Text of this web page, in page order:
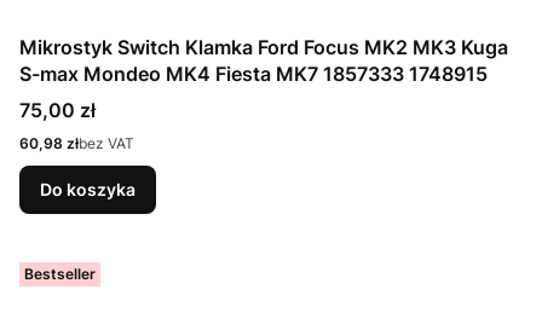
Mikrostyk Switch Klamka Ford Focus MK2 MK3 Kuga
S-max Mondeo MK4 Fiesta MK7 1857333 1748915
Cena
75,00 zł
Cena
60,98 złbez VAT
Do koszyka
Bestseller